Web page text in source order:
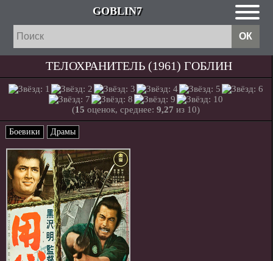
GOBLIN7
ТЕЛОХРАНИТЕЛЬ (1961) ГОБЛИН
(15 оценок, среднее: 9,27 из 10)
Боевики Драмы